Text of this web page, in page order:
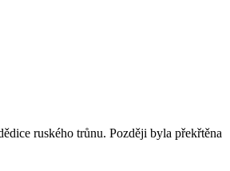
ruského trůnu. Později byla překřtěna